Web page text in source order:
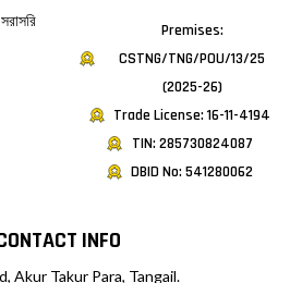
Premises:
CSTNG/TNG/POU/13/25
(2025-26)
Trade License: 16-11-4194
TIN: 285730824087
DBID No: 541280062
INFO
Akur Takur Para, Tangail.